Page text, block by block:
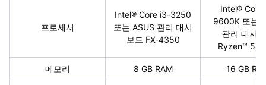
프로세서
Intel® Core i3-3250
또는 ASUS 관리 대시
보드 FX-4350
Intel® Core
9600K 또는
관리 대시
Ryzen™ 5
메모리 8 GB RAM 16 GB